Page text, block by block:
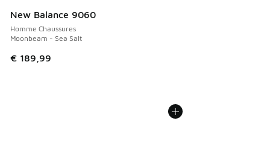
New Balance 9060
Homme Chaussures
Moonbeam - Sea Salt
€ 189,99